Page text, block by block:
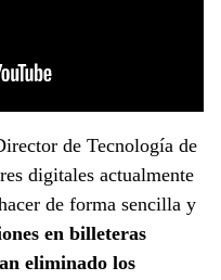
de Tecnología de
digitales actualmente
de forma sencilla y
en billeteras
eliminado los